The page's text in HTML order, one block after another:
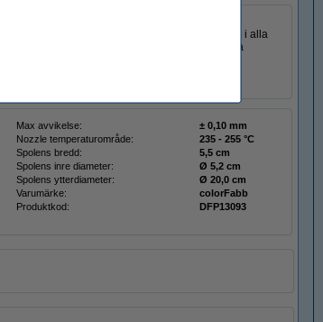
Med detta PETG filament kan du skapa föremål i alla
glänsande utseende. Resultatet är starka
Max avvikelse:
± 0,10 mm
Nozzle temperaturområde:
235 - 255 °C
Spolens bredd:
5,5 cm
Spolens inre diameter:
Ø 5,2 cm
Spolens ytterdiameter:
Ø 20,0 cm
Varumärke:
colorFabb
Produktkod:
DFP13093